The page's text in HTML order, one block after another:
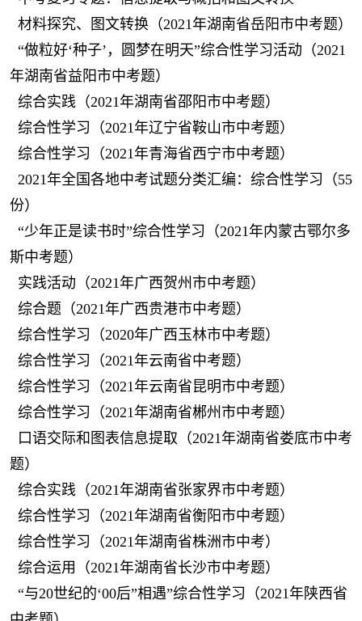
材料探究、图文转换（2021年湖南省岳阳市中考题）
“做粒好‘种子’，圆梦在明天”综合性学习活动（2021
年湖南省益阳市中考题）
综合实践（2021年湖南省邵阳市中考题）
综合性学习（2021年辽宁省鞍山市中考题）
综合性学习（2021年青海省西宁市中考题）
2021年全国各地中考试题分类汇编：综合性学习（55
份）
“少年正是读书时”综合性学习（2021年内蒙古鄂尔多
斯中考题）
实践活动（2021年广西贺州市中考题）
综合题（2021年广西贵港市中考题）
综合性学习（2020年广西玉林市中考题）
综合性学习（2021年云南省中考题）
综合性学习（2021年云南省昆明市中考题）
综合性学习（2021年湖南省郴州市中考题）
口语交际和图表信息提取（2021年湖南省娄底市中考
题）
综合实践（2021年湖南省张家界市中考题）
综合性学习（2021年湖南省衡阳市中考题）
综合性学习（2021年湖南省株洲市中考）
综合运用（2021年湖南省长沙市中考题）
“与20世纪的‘00后”相遇”综合性学习（2021年陕西省